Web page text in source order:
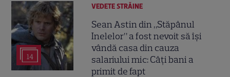
14
VEDETE STRĂINE
Sean Astin din „Stăpânul
Inelelor” a fost nevoit să își
vândă casa din cauza
salariului mic: Câți bani a
primit de fapt